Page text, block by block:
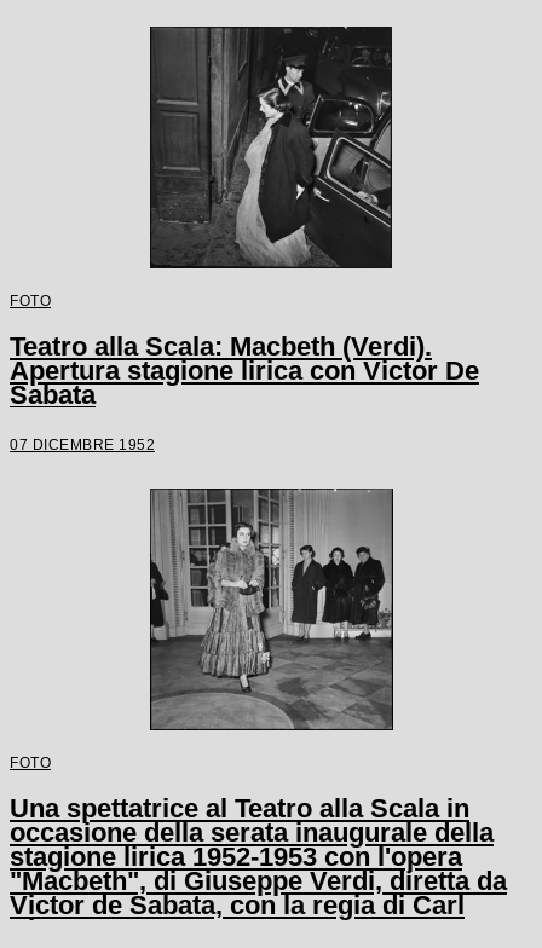
FOTO
Teatro alla Scala: Macbeth (Verdi).
Apertura stagione lirica con Victor De
Sabata
07 DICEMBRE 1952
FOTO
Una spettatrice al Teatro alla Scala in
occasione della serata inaugurale della
stagione lirica 1952-1953 con l'opera
"Macbeth", di Giuseppe Verdi, diretta da
Victor de Sabata, con la regia di Carl
Ebert